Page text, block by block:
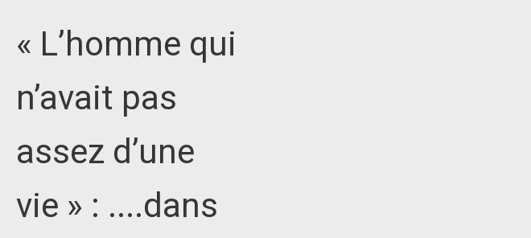
« L’homme qui
n’avait pas
assez d’une
vie » : ....dans